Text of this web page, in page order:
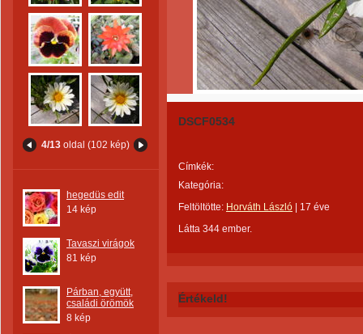
4/13 oldal (102 kép)
hegedüs edit
14 kép
Tavaszi virágok
81 kép
Párban, együtt,
családi örömök
8 kép
DSCF0534
Címkék:
Kategória:
Feltöltötte: Horváth László
17 éve
Látta 344 ember.
Értékeld!